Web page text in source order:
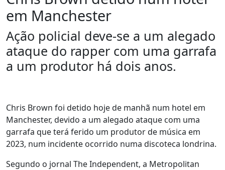
em Manchester
Ação policial deve-se a um alegado
ataque do rapper com uma garrafa
a um produtor há dois anos.
Chris Brown foi detido hoje de manhã num hotel em
Manchester, devido a um alegado ataque com uma
garrafa que terá ferido um produtor de música em
2023, num incidente ocorrido numa discoteca londrina.
Segundo o jornal The Independent, a Metropolitan